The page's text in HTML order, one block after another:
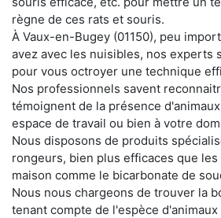
règne de ces rats et souris.
À Vaux-en-Bugey (01150), peu
avez avec les nuisibles, nos experts
pour vous octroyer une technique
Nos professionnels savent
témoignent de la présence
espace de travail ou bien à votre
Nous disposons de produits
rongeurs, bien plus efficaces que
maison comme le bicarbonate de
Nous nous chargeons de trouver la
tenant compte de l'espèce